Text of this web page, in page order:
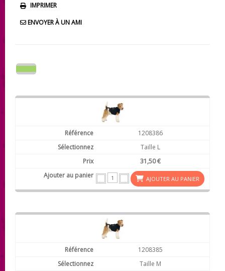
IMPRIMER
ENVOYER À UN AMI
1208386
Taille L
31,50 €
AJOUTER AU PANIER
1208385
Taille M